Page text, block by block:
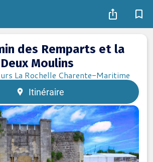
des Remparts et la
Moulins
La Rochelle Charente-Maritime
Itinéraire